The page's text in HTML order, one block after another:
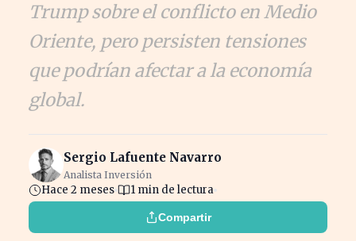
Trump sobre el conflicto en Medio
Oriente, pero persisten tensiones
que podrían afectar a la economía
global.
Sergio Lafuente Navarro
Analista Inversión
Hace 2 meses 1 min de lectura
Compartir